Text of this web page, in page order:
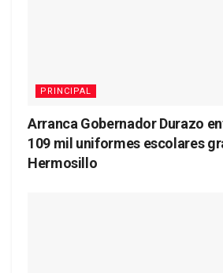
PRINCIPAL
Arranca Gobernador Durazo
109 mil uniformes escolares
Hermosillo